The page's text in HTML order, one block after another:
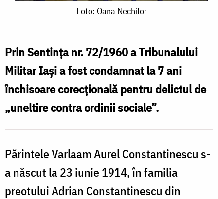
Foto: Oana Nechifor
Prin Sentința nr. 72/1960 a Tribunalului
Militar Iași a fost condamnat la 7 ani
închisoare corecțională pentru delictul de
„uneltire contra ordinii sociale”.
Părintele Varlaam Aurel Constantinescu s-
a născut la 23 iunie 1914, în familia
preotului Adrian Constantinescu din